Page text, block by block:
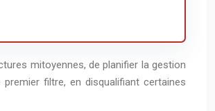
mitoyennes, de planifier la gestion
filtre, en disqualifiant certaines